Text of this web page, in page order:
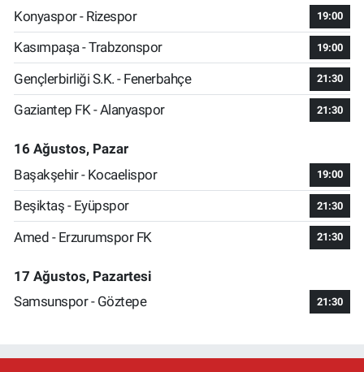
Konyaspor - Rizespor
19:00
Kasımpaşa - Trabzonspor 19:00
Gençlerbirliği S.K. - Fenerbahçe 21:30
Gaziantep FK - Alanyaspor 21:30
16 Ağustos, Pazar
Başakşehir - Kocaelispor
19:00
Beşiktaş - Eyüpspor 21:30
Amed - Erzurumspor FK 21:30
17 Ağustos, Pazartesi
Samsunspor - Göztepe
21:30